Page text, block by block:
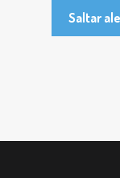
Saltar